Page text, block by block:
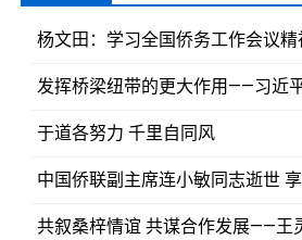
杨文田：学习全国侨务工作会议
于道各努力 千里自同风
中国侨联副主席连小敏同志逝世